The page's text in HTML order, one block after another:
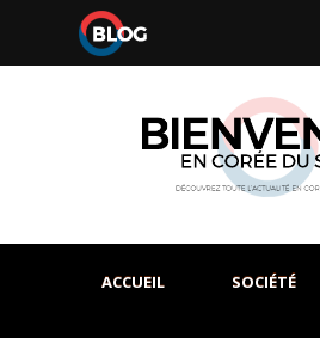
ACCUEIL SOCIÉTÉ